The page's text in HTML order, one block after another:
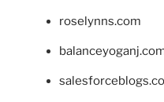
roselynns.com